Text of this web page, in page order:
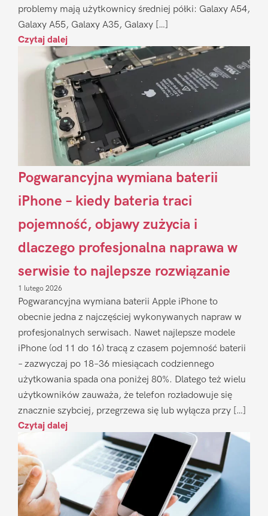
problemy mają użytkownicy średniej półki: Galaxy A54,
Galaxy A55, Galaxy A35, Galaxy […]
Czytaj dalej
Pogwarancyjna wymiana baterii
iPhone – kiedy bateria traci
pojemność, objawy zużycia i
dlaczego profesjonalna naprawa w
serwisie to najlepsze rozwiązanie
1 lutego 2026
Pogwarancyjna wymiana baterii Apple iPhone to
obecnie jedna z najczęściej wykonywanych napraw w
profesjonalnych serwisach. Nawet najlepsze modele
iPhone (od 11 do 16) tracą z czasem pojemność baterii
– zazwyczaj po 18–36 miesiącach codziennego
użytkowania spada ona poniżej 80%. Dlatego też wielu
użytkowników zauważa, że telefon rozładowuje się
znacznie szybciej, przegrzewa się lub wyłącza przy […]
Czytaj dalej